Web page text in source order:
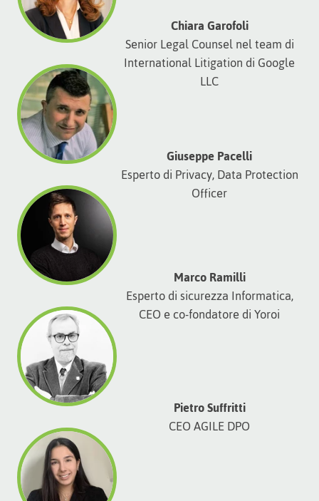
Chiara Garofoli
Senior Legal Counsel nel team di
International Litigation di Google
LLC
Giuseppe Pacelli
Esperto di Privacy, Data Protection
Officer
Marco Ramilli
Esperto di sicurezza Informatica,
CEO e co-fondatore di Yoroi
Pietro Suffritti
CEO AGILE DPO